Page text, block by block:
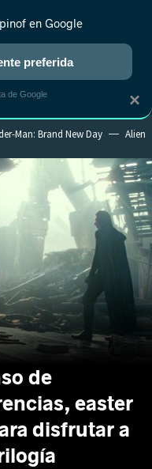
NUEVO
RANKINGS CINE
Man: Brand New Day Alien
de
easter
disfrutar a
×
en Google
preferida
de Google